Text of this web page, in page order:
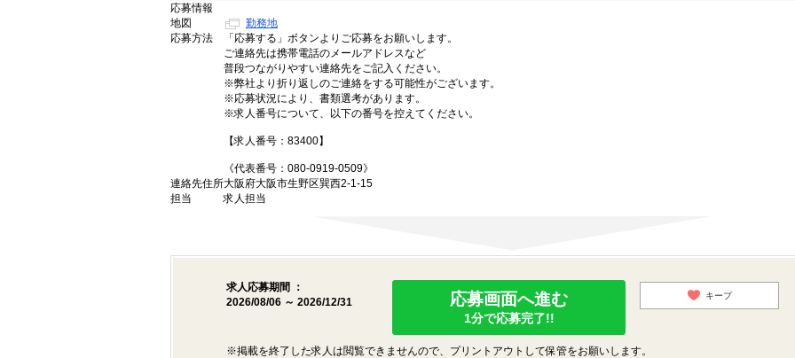
応募情報
地図
勤務地
応募方法
「応募する」ボタンよりご応募をお願いします。
ご連絡先は携帯電話のメールアドレスなど
普段つながりやすい連絡先をご記入ください。
※弊社より折り返しのご連絡をする可能性がございます。
※応募状況により、書類選考があります。
※求人番号について、以下の番号を控えてください。
【求人番号：83400】
《代表番号：080-0919-0509》
連絡先住所大阪府大阪市生野区巽西2-1-15
担当
求人担当
求人応募期間 ：
2026/08/06 ～ 2026/12/31
応募画面へ進む
1分で応募完了!!
キープ
※掲載を終了した求人は閲覧できませんので、プリントアウトして保管をお願いします。